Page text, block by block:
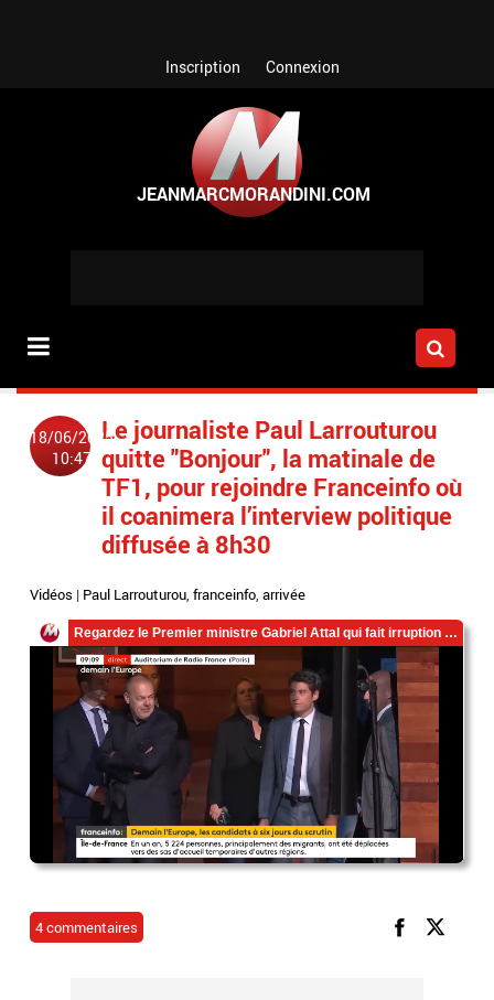
Inscription Connexion
18/06/2025
10:47
Le journaliste Paul Larrouturou
quitte "Bonjour", la matinale de
TF1, pour rejoindre Franceinfo où
il coanimera l’interview politique
diffusée à 8h30
Vidéos | Paul Larrouturou,franceinfo,arrivée
4 commentaires